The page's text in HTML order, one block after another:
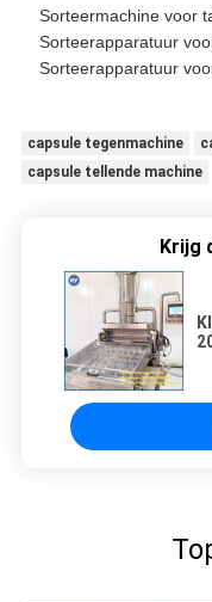
Sorteermachine voor
Sorteerapparatuur
Sorteerapparatuur
capsule tegenmachine
capsule tellende machine
Krijg